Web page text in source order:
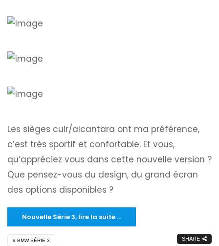
Les sièges cuir/alcantara ont ma préférence,
c’est très sportif et confortable. Et vous,
qu’appréciez vous dans cette nouvelle version ?
Que pensez-vous du design, du grand écran
des options disponibles ?
Nouvelle Série 3, lire la suite …
BMW SÉRIE 3 SHARE